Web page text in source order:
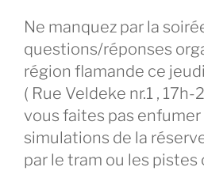
Ne manquez par la
questions/réponses
région flamande ce
( Rue Veldeke nr.1 , 17h-
vous faites pas enfumer
simulations de la
par le tram ou les pistes